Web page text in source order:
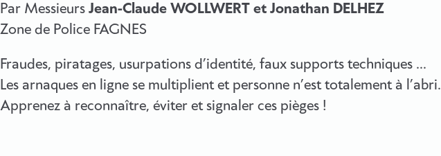
Par Messieurs Jean-Claude WOLLWERT et Jonathan DELHEZ
Zone de Police FAGNES
Fraudes, piratages, usurpations d’identité, faux supports techniques …
Les arnaques en ligne se multiplient et personne n’est totalement à l’abri.
Apprenez à reconnaître, éviter et signaler ces pièges !